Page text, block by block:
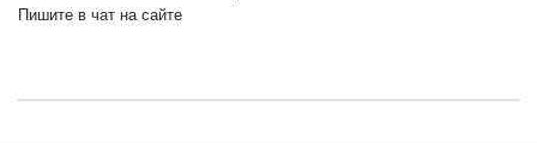
Пишите в чат на сайте